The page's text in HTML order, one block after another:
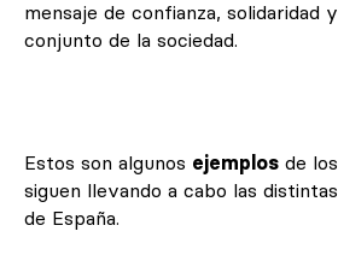
mensaje de confianza, solidaridad
conjunto de la sociedad.
Estos son algunos ejemplos de
siguen llevando a cabo las
de España.